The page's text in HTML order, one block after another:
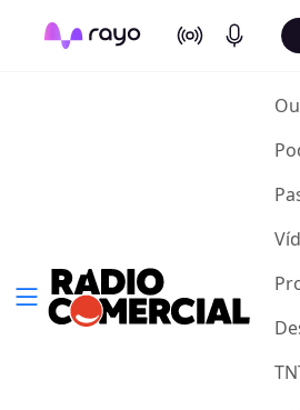
On Air Podcasts